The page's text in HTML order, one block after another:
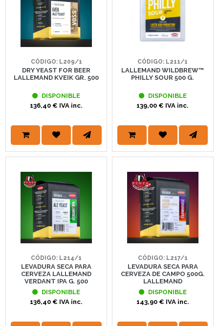
CÓDIGO: L209/1
DRY YEAST FOR BEER
LALLEMAND KVEIK GR. 500
DISPONIBLE
136,40 € IVA inc.
CÓDIGO: L211/1
LALLEMAND WILDBREW™
PHILLY SOUR 500 G.
DISPONIBLE
139,00 € IVA inc.
CÓDIGO: L214/1
LEVADURA SECA PARA
CERVEZA LALLEMAND
VERDANT IPA G. 500
DISPONIBLE
136,40 € IVA inc.
CÓDIGO: L217/1
LEVADURA SECA PARA
CERVEZA DE CAMPO 500G.
LALLEMAND
DISPONIBLE
143,90 € IVA inc.